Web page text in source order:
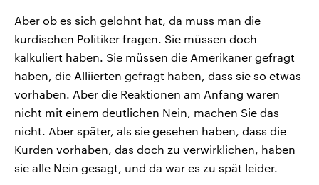
Aber ob es sich gelohnt hat, da muss man die
kurdischen Politiker fragen. Sie müssen doch
kalkuliert haben. Sie müssen die Amerikaner gefragt
haben, die Alliierten gefragt haben, dass sie so etwas
vorhaben. Aber die Reaktionen am Anfang waren
nicht mit einem deutlichen Nein, machen Sie das
nicht. Aber später, als sie gesehen haben, dass die
Kurden vorhaben, das doch zu verwirklichen, haben
sie alle Nein gesagt, und da war es zu spät leider.